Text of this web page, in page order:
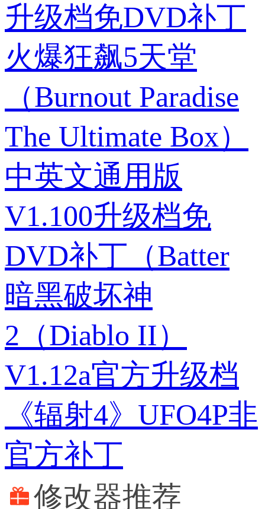
升级档免DVD补丁
火爆狂飙5天堂
（Burnout Paradise
The Ultimate Box）
中英文通用版
V1.100升级档免
DVD补丁（Batter
暗黑破坏神
2（Diablo II）
V1.12a官方升级档
《辐射4》UFO4P非
官方补丁
修改器推荐